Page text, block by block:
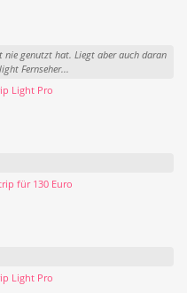
nie genutzt hat. Liegt aber auch daran
Fernseher...
Light Pro
für 130 Euro
Light Pro